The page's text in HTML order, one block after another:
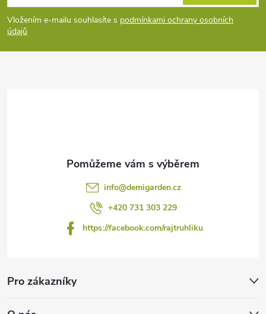
p
a
Vložením e-mailu souhlasíte s podmínkami ochrany osobních
údajů
info@demigarden.cz
+420 731 303 229
https://facebook.com/rajtruhliku
Pro zákazníky